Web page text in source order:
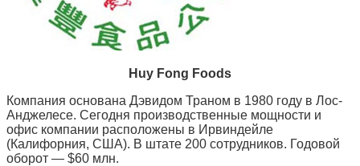
Huy Fong Foods
Компания основана Дэвидом Траном в 1980 году в Лос-
Анджелесе. Сегодня производственные мощности и
офис компании расположены в Ирвиндейле
(Калифорния, США). В штате 200 сотрудников. Годовой
оборот — $60 млн.